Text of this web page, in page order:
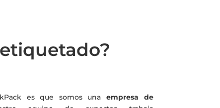
es que somos una empresa de